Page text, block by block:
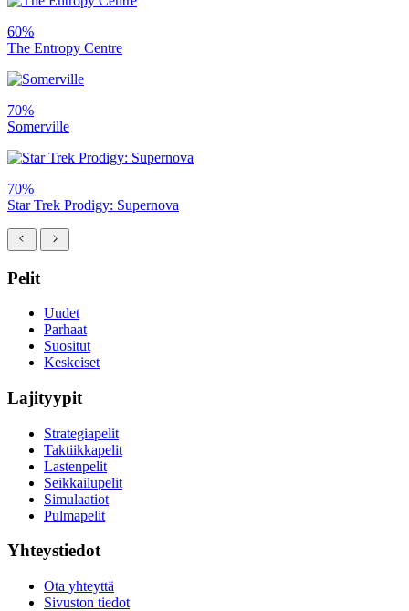
60%
The Entropy Centre
70%
Somerville
70%
Star Trek Prodigy: Supernova
Pelit
Uudet
Parhaat
Suositut
Keskeiset
Lajityypit
Strategiapelit
Taktiikkapelit
Lastenpelit
Seikkailupelit
Simulaatiot
Pulmapelit
Yhteystiedot
Ota yhteyttä
Sivuston tiedot